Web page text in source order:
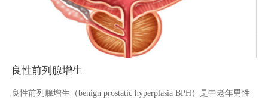
良性前列腺增生
良性前列腺增生（benign prostatic hyperplasia BPH）是中老年男性